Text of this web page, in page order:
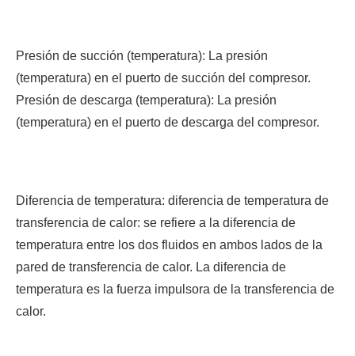
Presión de succión (temperatura): La presión
(temperatura) en el puerto de succión del compresor.
Presión de descarga (temperatura): La presión
(temperatura) en el puerto de descarga del compresor.
Diferencia de temperatura: diferencia de temperatura de
transferencia de calor: se refiere a la diferencia de
temperatura entre los dos fluidos en ambos lados de la
pared de transferencia de calor. La diferencia de
temperatura es la fuerza impulsora de la transferencia de
calor.